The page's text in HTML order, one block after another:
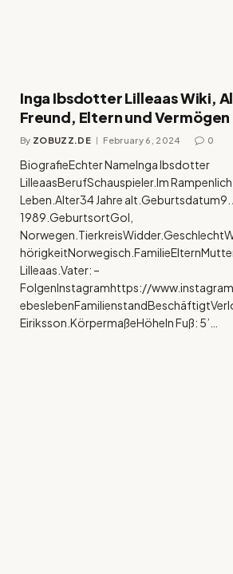
Inga Ibsdotter Lilleaas Wiki,
Freund, Eltern und Vermögen
By ZOBUZZ.DE February 6, 2024 0
BiografieEchter NameInga Ibsdotter
LilleaasBerufSchauspieler.Im
Leben.Alter34 Jahre alt.Geburtsdatum9.
1989.GeburtsortGol,
Lilleaas.Vater: –
FolgenInstagramhttps://
Eiriksson.KörpermaßeHöheIn Fuß: 5’…